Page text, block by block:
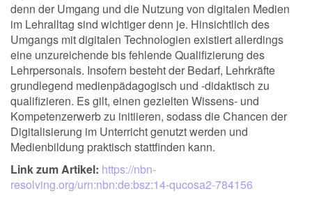
denn der Umgang und die Nutzung von digitalen Medien
im Lehralltag sind wichtiger denn je. Hinsichtlich des
Umgangs mit digitalen Technologien existiert allerdings
eine unzureichende bis fehlende Qualifizierung des
Lehrpersonals. Insofern besteht der Bedarf, Lehrkräfte
grundlegend medienpädagogisch und -didaktisch zu
qualifizieren. Es gilt, einen gezielten Wissens- und
Kompetenzerwerb zu initiieren, sodass die Chancen der
Digitalisierung im Unterricht genutzt werden und
Medienbildung praktisch stattfinden kann.
Link zum Artikel: https://nbn-
resolving.org/urn:nbn:de:bsz:14-qucosa2-784156